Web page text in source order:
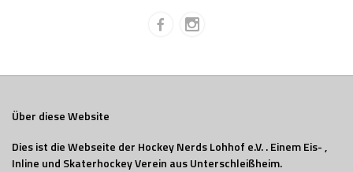
Über diese Website
Dies ist die Webseite der Hockey Nerds Lohhof e.V. . Einem Eis- ,
Inline und Skaterhockey Verein aus Unterschleißheim.